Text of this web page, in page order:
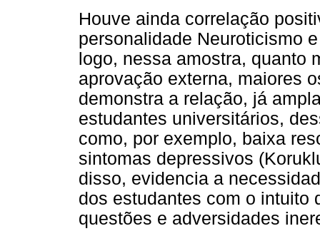
Houve ainda correlação
personalidade Neuroticismo
logo, nessa amostra, quanto
aprovação externa, maiores
demonstra a relação, já
estudantes universitários,
como, por exemplo, baixa
sintomas depressivos
disso, evidencia a
dos estudantes com o intuito
questões e adversidades